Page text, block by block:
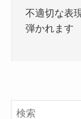
不適切な表
弾かれます